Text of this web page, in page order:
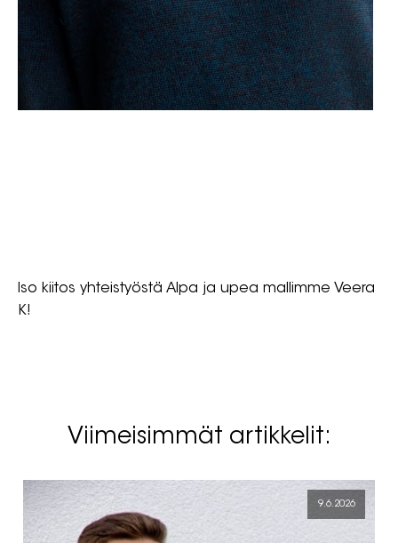
Iso kiitos yhteistyöstä Alpa ja upea mallimme Veera
K!
Viimeisimmät artikkelit:
9.6.2026